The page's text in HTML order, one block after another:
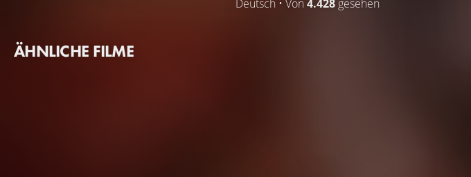
Deutsch • Von4.428 gesehen
ÄHNLICHE FILME